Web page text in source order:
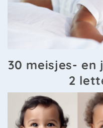
30 meisjes- en
2